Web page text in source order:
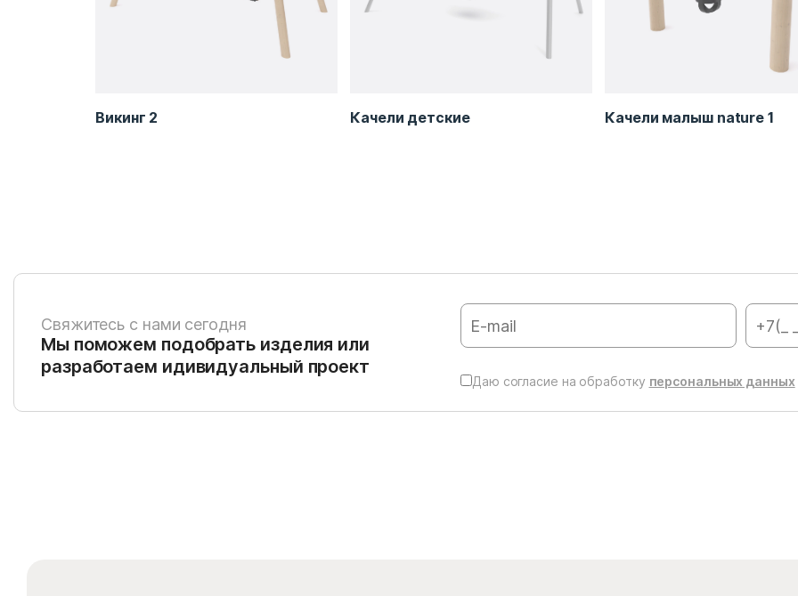
Викинг 2 Качели детские Качели малыш nature 1
Свяжитесь с нами сегодня
Мы поможем подобрать изделия или
разработаем идивидуальный проект
Даю согласие на обработку персональных данных